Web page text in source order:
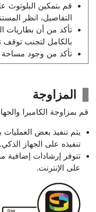
قم بتمكين البلوتوث
التفاصيل، انظر
تأكد من أن بطاريات
بالكامل لتجنب
تأكد من وجود مساحة
المزاوجة
قم بمزاوجة الكاميرا
يتم تنفيذ بعض العمليات
تنفيذه على الجهاز الذكي.
على الإنترنت.